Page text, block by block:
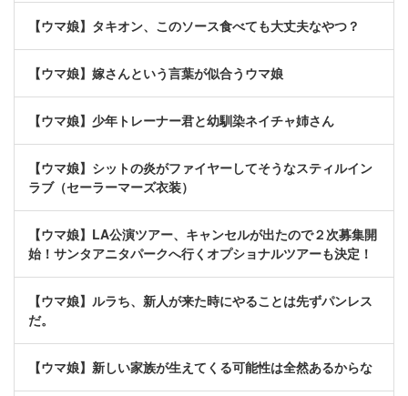
【ウマ娘】タキオン、このソース食べても大丈夫なやつ？
【ウマ娘】嫁さんという言葉が似合うウマ娘
【ウマ娘】少年トレーナー君と幼馴染ネイチャ姉さん
【ウマ娘】シットの炎がファイヤーしてそうなスティルイン
ラブ（セーラーマーズ衣装）
【ウマ娘】LA公演ツアー、キャンセルが出たので２次募集開
始！サンタアニタパークへ行くオプショナルツアーも決定！
【ウマ娘】ルラち、新人が来た時にやることは先ずパンレス
だ。
【ウマ娘】新しい家族が生えてくる可能性は全然あるからな